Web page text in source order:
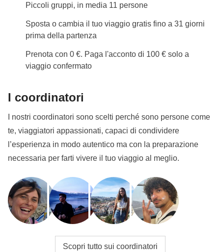
Auto a noleggio
Noleggio attrezzatura
giornaliero è di €50 circa ed è carico del WeRoader
per i giorni non indicati in "Cosa è incluso". Se
casco e snowboard il costo medio giornaliero è di
€50 circa.
Info sulle camere private
Vedi i dettagli
Piccoli gruppi, in media 11 persone
Sposta o cambia il tuo viaggio gratis fino a 31 giorni
prima della partenza
Prenota con 0 €. Paga l'acconto di 100 € solo a
viaggio confermato
I coordinatori
I nostri coordinatori sono scelti perché sono persone come
te, viaggiatori appassionati, capaci di condividere
l’esperienza in modo autentico ma con la preparazione
necessaria per farti vivere il tuo viaggio al meglio.
Scopri tutto sui coordinatori